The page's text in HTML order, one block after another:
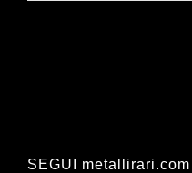
SEGUI metallirari.com